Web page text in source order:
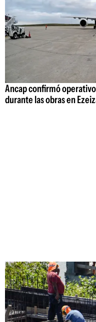
Ancap confirmó
durante las obras en